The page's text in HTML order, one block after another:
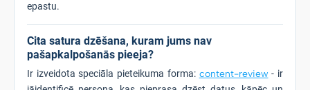
epastu.
Cita satura dzēšana, kuram jums nav
pašapkalpošanās pieeja?
Ir izveidota speciāla pieteikuma forma: content-review - ir